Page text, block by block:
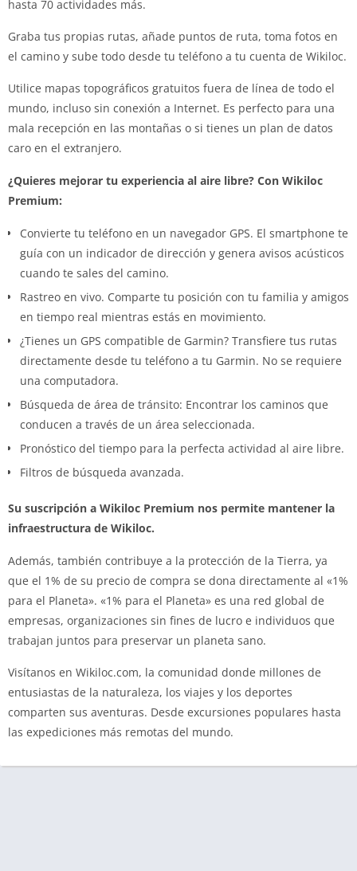
hasta 70 actividades más.
Graba tus propias rutas, añade puntos de ruta, toma fotos en
el camino y sube todo desde tu teléfono a tu cuenta de Wikiloc.
Utilice mapas topográficos gratuitos fuera de línea de todo el
mundo, incluso sin conexión a Internet. Es perfecto para una
mala recepción en las montañas o si tienes un plan de datos
caro en el extranjero.
¿Quieres mejorar tu experiencia al aire libre? Con Wikiloc
Premium:
Convierte tu teléfono en un navegador GPS. El smartphone te
guía con un indicador de dirección y genera avisos acústicos
cuando te sales del camino.
Rastreo en vivo. Comparte tu posición con tu familia y amigos
en tiempo real mientras estás en movimiento.
¿Tienes un GPS compatible de Garmin? Transfiere tus rutas
directamente desde tu teléfono a tu Garmin. No se requiere
una computadora.
Búsqueda de área de tránsito: Encontrar los caminos que
conducen a través de un área seleccionada.
Pronóstico del tiempo para la perfecta actividad al aire libre.
Filtros de búsqueda avanzada.
Su suscripción a Wikiloc Premium nos permite mantener la
infraestructura de Wikiloc.
Además, también contribuye a la protección de la Tierra, ya
que el 1% de su precio de compra se dona directamente al «1%
para el Planeta». «1% para el Planeta» es una red global de
empresas, organizaciones sin fines de lucro e individuos que
trabajan juntos para preservar un planeta sano.
Visítanos en Wikiloc.com, la comunidad donde millones de
entusiastas de la naturaleza, los viajes y los deportes
comparten sus aventuras. Desde excursiones populares hasta
las expediciones más remotas del mundo.